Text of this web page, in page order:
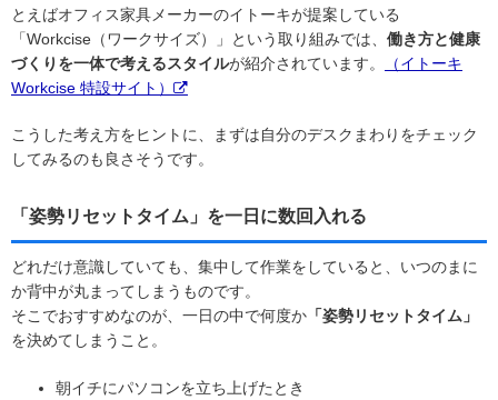
とえばオフィス家具メーカーのイトーキが提案している
「Workcise（ワークサイズ）」という取り組みでは、 働き方と健康
づくりを一体で考えるスタイルが紹介されています。
（イトーキ
Workcise 特設サイト）
こうした考え方をヒントに、まずは自分のデスクまわりをチェック
してみるのも良さそうです。
「姿勢リセットタイム」を一日に数回入れる
どれだけ意識していても、集中して作業をしていると、いつのまに
か背中が丸まってしまうものです。
そこでおすすめなのが、一日の中で何度か 「姿勢リセットタイム」
を決めてしまうこと。
朝イチにパソコンを立ち上げたとき